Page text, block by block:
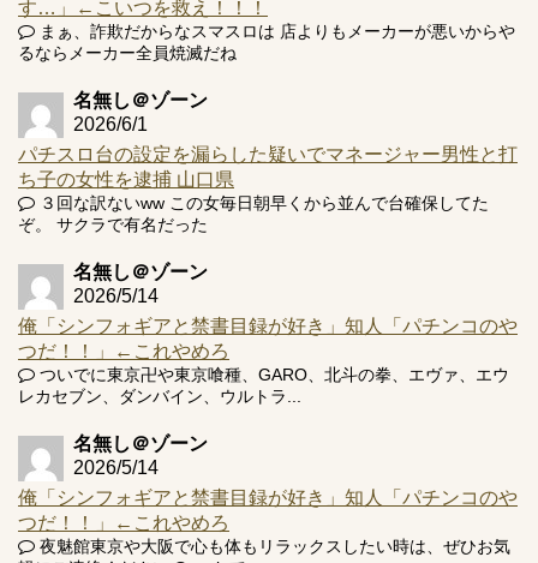
Powered by livedoor 相互RSS
す…」←こいつを救え！！！
まぁ、詐欺だからなスマスロは 店よりもメーカーが悪いからや
るならメーカー全員焼滅だね
名無し＠ゾーン
2026/6/1
パチスロ台の設定を漏らした疑いでマネージャー男性と打
ち子の女性を逮捕 山口県
３回な訳ないww この女毎日朝早くから並んで台確保してた
ぞ。 サクラで有名だった
名無し＠ゾーン
2026/5/14
俺「シンフォギアと禁書目録が好き」知人「パチンコのや
つだ！！」←これやめろ
ついでに東京卍や東京喰種、GARO、北斗の拳、エヴァ、エウ
レカセブン、ダンバイン、ウルトラ...
名無し＠ゾーン
2026/5/14
俺「シンフォギアと禁書目録が好き」知人「パチンコのや
つだ！！」←これやめろ
夜魅館東京や大阪で心も体もリラックスしたい時は、ぜひお気